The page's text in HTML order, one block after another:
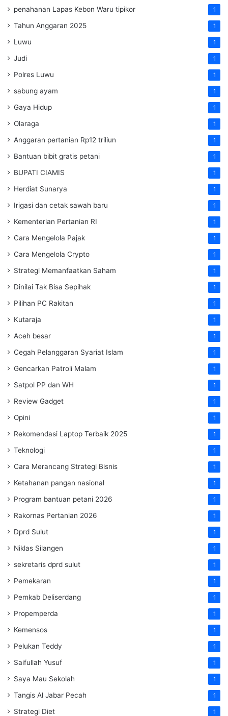
penahanan Lapas Kebon Waru tipikor 1
Tahun Anggaran 2025 1
Luwu 1
Judi 1
Polres Luwu 1
sabung ayam 1
Gaya Hidup 1
Olaraga 1
Anggaran pertanian Rp12 triliun 1
Bantuan bibit gratis petani 1
BUPATI CIAMIS 1
Herdiat Sunarya 1
Irigasi dan cetak sawah baru 1
Kementerian Pertanian RI 1
Cara Mengelola Pajak 1
Cara Mengelola Crypto 1
Strategi Memanfaatkan Saham 1
Dinilai Tak Bisa Sepihak 1
Pilihan PC Rakitan 1
Kutaraja 1
Aceh besar 1
Cegah Pelanggaran Syariat Islam 1
Gencarkan Patroli Malam 1
Satpol PP dan WH 1
Review Gadget 1
Opini 1
Rekomendasi Laptop Terbaik 2025 1
Teknologi 1
Cara Merancang Strategi Bisnis 1
Ketahanan pangan nasional 1
Program bantuan petani 2026 1
Rakornas Pertanian 2026 1
Dprd Sulut 1
Niklas Silangen 1
sekretaris dprd sulut 1
Pemekaran 1
Pemkab Deliserdang 1
Propemperda 1
Kemensos 1
Pelukan Teddy 1
Saifullah Yusuf 1
Saya Mau Sekolah 1
Tangis Al Jabar Pecah 1
Strategi Diet 1